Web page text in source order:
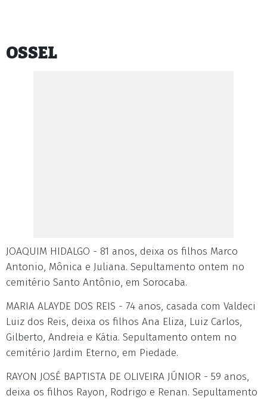
OSSEL
JOAQUIM HIDALGO - 81 anos, deixa os filhos Marco
Antonio, Mônica e Juliana. Sepultamento ontem no
cemitério Santo Antônio, em Sorocaba.
MARIA ALAYDE DOS REIS - 74 anos, casada com Valdeci
Luiz dos Reis, deixa os filhos Ana Eliza, Luiz Carlos,
Gilberto, Andreia e Kátia. Sepultamento ontem no
cemitério Jardim Eterno, em Piedade.
RAYON JOSÉ BAPTISTA DE OLIVEIRA JÚNIOR - 59 anos,
deixa os filhos Rayon, Rodrigo e Renan. Sepultamento